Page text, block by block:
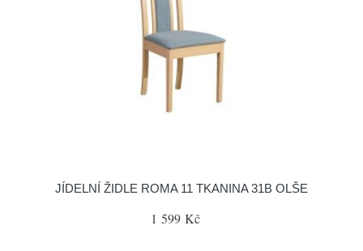
JÍDELNÍ ŽIDLE ROMA 11 TKANINA 31B OLŠE
1 599 Kč